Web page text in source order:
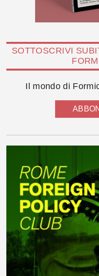
SOTTOSCRIVI
Il mondo di